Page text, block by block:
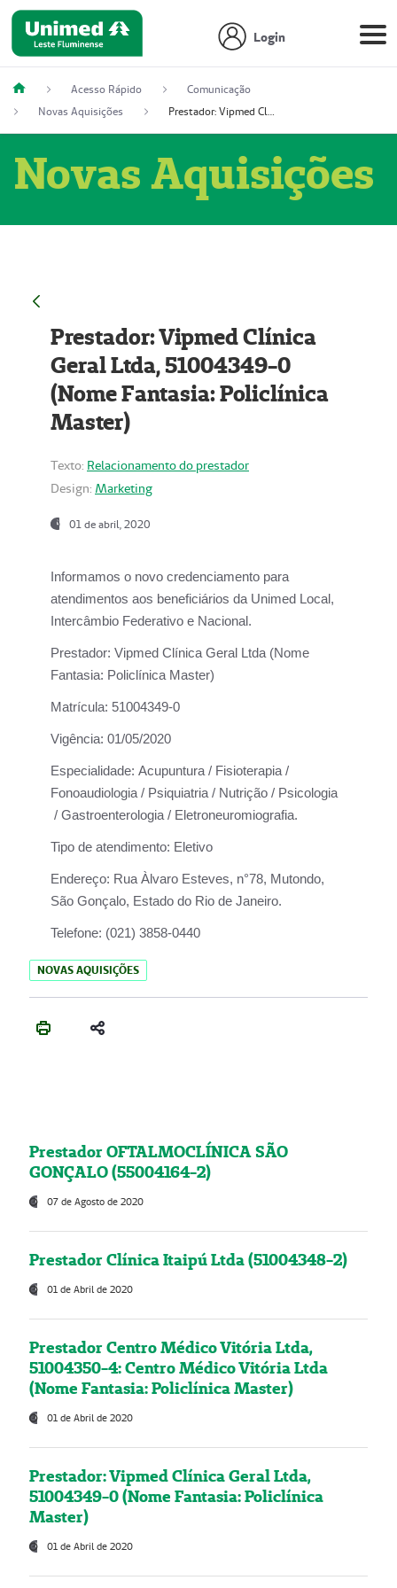
Login
Acesso Rápido
Comunicação
Novas Aquisições
Prestador: Vipmed Clínica Geral Ltda, 51004349-0 (Nome Fantasia: Policlínica Master)
Novas Aquisições
Prestador: Vipmed Clínica
Geral Ltda, 51004349-0
(Nome Fantasia: Policlínica
Master)
Texto: Relacionamento do prestador
Design: Marketing
01 de abril, 2020
Informamos o novo credenciamento para
atendimentos aos beneficiários da Unimed Local,
Intercâmbio Federativo e Nacional.
Prestador: Vipmed Clínica Geral Ltda (Nome
Fantasia: Policlínica Master)
Matrícula: 51004349-0
Vigência: 01/05/2020
Especialidade: Acupuntura / Fisioterapia /
Fonoaudiologia / Psiquiatria / Nutrição / Psicologia
/ Gastroenterologia / Eletroneuromiografia.
Tipo de atendimento: Eletivo
Endereço: Rua Àlvaro Esteves, n°78, Mutondo,
São Gonçalo, Estado do Rio de Janeiro.
Telefone: (021) 3858-0440
NOVAS AQUISIÇÕES
Prestador OFTALMOCLÍNICA SÃO
GONÇALO (55004164-2)
07 de Agosto de 2020
Prestador Clínica Itaipú Ltda (51004348-2)
01 de Abril de 2020
Prestador Centro Médico Vitória Ltda,
51004350-4: Centro Médico Vitória Ltda
(Nome Fantasia: Policlínica Master)
01 de Abril de 2020
Prestador: Vipmed Clínica Geral Ltda,
51004349-0 (Nome Fantasia: Policlínica
Master)
01 de Abril de 2020